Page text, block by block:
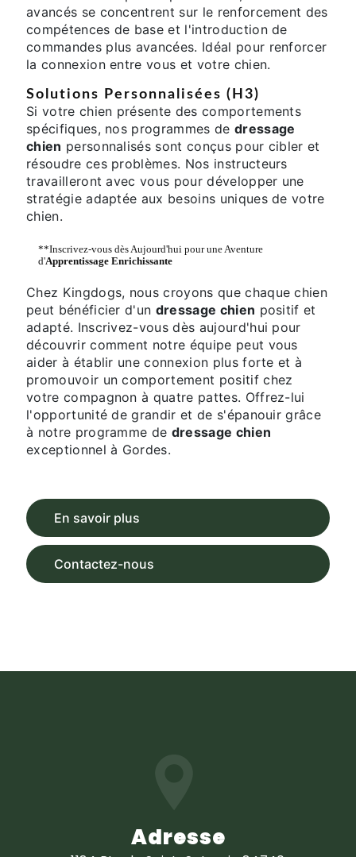
avancés se concentrent sur le renforcement des
compétences de base et l'introduction de
commandes plus avancées. Idéal pour renforcer
la connexion entre vous et votre chien.
Solutions Personnalisées (H3)
Si votre chien présente des comportements
spécifiques, nos programmes de dressage
chien personnalisés sont conçus pour cibler et
résoudre ces problèmes. Nos instructeurs
travailleront avec vous pour développer une
stratégie adaptée aux besoins uniques de votre
chien.
**Inscrivez-vous dès Aujourd'hui pour une Aventure
d'Apprentissage Enrichissante
Chez Kingdogs, nous croyons que chaque chien
peut bénéficier d'un dressage chien positif et
adapté. Inscrivez-vous dès aujourd'hui pour
découvrir comment notre équipe peut vous
aider à établir une connexion plus forte et à
promouvoir un comportement positif chez
votre compagnon à quatre pattes. Offrez-lui
l'opportunité de grandir et de s'épanouir grâce
à notre programme de dressage chien
exceptionnel à Gordes.
En savoir plus
Contactez-nous
Adresse